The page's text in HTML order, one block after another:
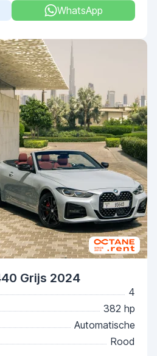
WhatsApp
Grijs 2024
4
382 hp
Automatische
Rood